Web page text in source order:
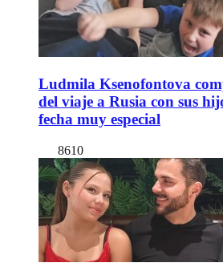
Ludmila Ksenofontova
del viaje a Rusia con sus
fecha muy especial
8610